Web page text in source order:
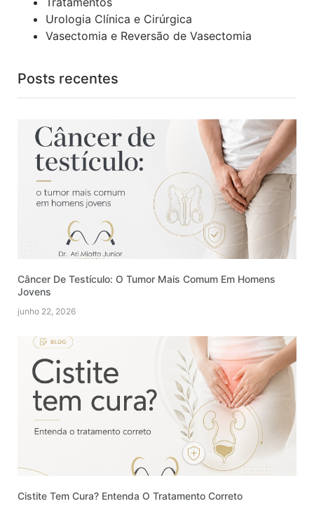
Urologia Clínica e Cirúrgica
Vasectomia e Reversão de Vasectomia
Posts recentes
Câncer De Testículo: O Tumor Mais Comum Em Homens
Jovens
junho 22, 2026
Cistite Tem Cura? Entenda O Tratamento Correto